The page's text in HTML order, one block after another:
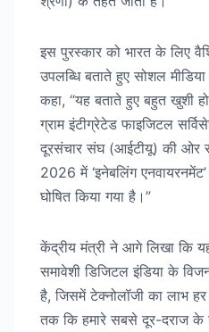
इस पुरस्कार को भारत के लिए
उपलब्धि बताते हुए सोशल मीडिया
कहा, “यह बताते हुए बहुत खुशी
ग्राम इंटीग्रेटेड फाइजिटल
दूरसंचार संघ (आईटीयू) की ओर
2026 में ‘इनेबलिंग
घोषित किया गया है।”
केंद्रीय मंत्री ने आगे लिखा कि
समावेशी डिजिटल इंडिया के
है, जिसमें टेक्नोलॉजी का लाभ
तक कि हमारे सबसे दूर-दराज के